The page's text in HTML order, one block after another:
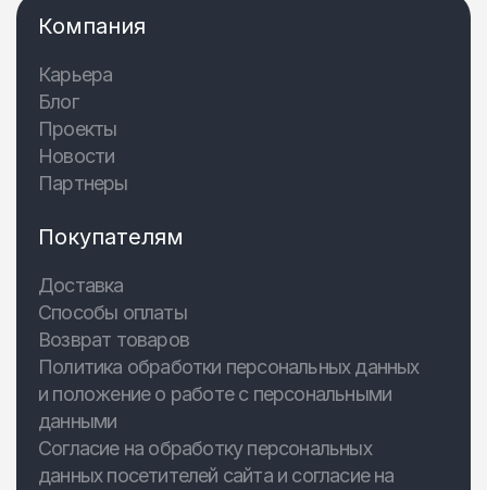
Компания
Карьера
Блог
Проекты
Новости
Партнеры
Покупателям
Доставка
Способы оплаты
Возврат товаров
Политика обработки персональных данных
и положение о работе с персональными
данными
Согласие на обработку персональных
данных посетителей сайта и согласие на